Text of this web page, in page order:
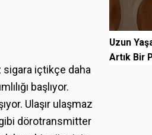
sigara içtikçe daha
başlıyor.
Ulaşır ulaşmaz
dörotransmitter
Uzun
Artık Bir